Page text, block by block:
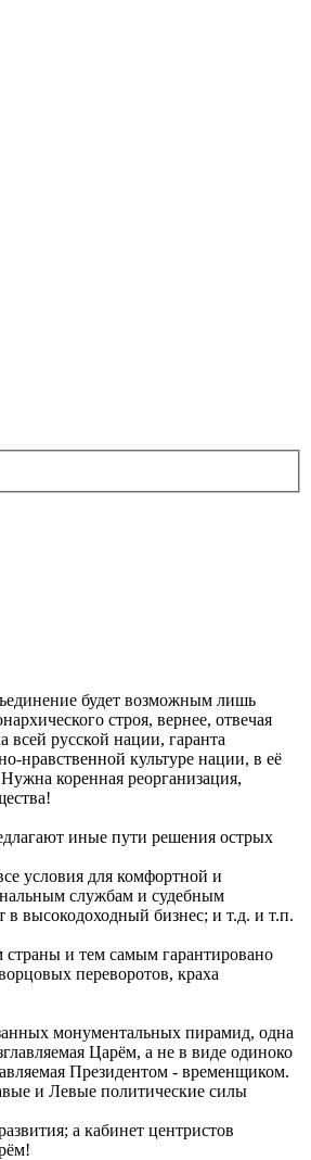
будет возможным лишь
строя, вернее, отвечая
русской нации, гаранта
нравственной культуре нации, в её
коренная реорганизация,
иные пути решения острых
условия для комфортной и
службам и судебным
высокодоходный бизнес; и т.д. и т.п.
страны и тем самым гарантировано
переворотов, краха
монументальных пирамид, одна
Царём, а не в виде одиноко
Президентом - временщиком.
и Левые политические силы
а кабинет центристов